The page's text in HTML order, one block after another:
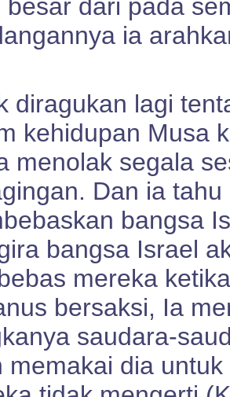
besar dari pada
ia
diragukan lagi
kehidupan Musa
menolak segala
Dan ia
bangsa
bangsa Israel
mereka
bersaksi, Ia
saudara-
memakai dia